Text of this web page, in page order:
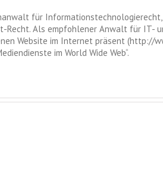
für
Recht. Als empfohlener Anwalt für IT-
Website im Internet präsent (http://
im World Wide Web“.